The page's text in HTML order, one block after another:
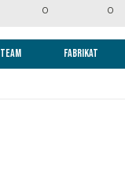
0 0
Team Fabrikat